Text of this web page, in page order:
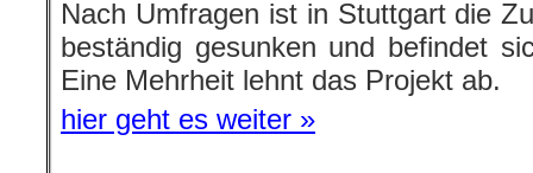
Nach Umfragen ist in Stuttgart die
beständig gesunken und befindet
Eine Mehrheit lehnt das Projekt ab.
hier geht es weiter »